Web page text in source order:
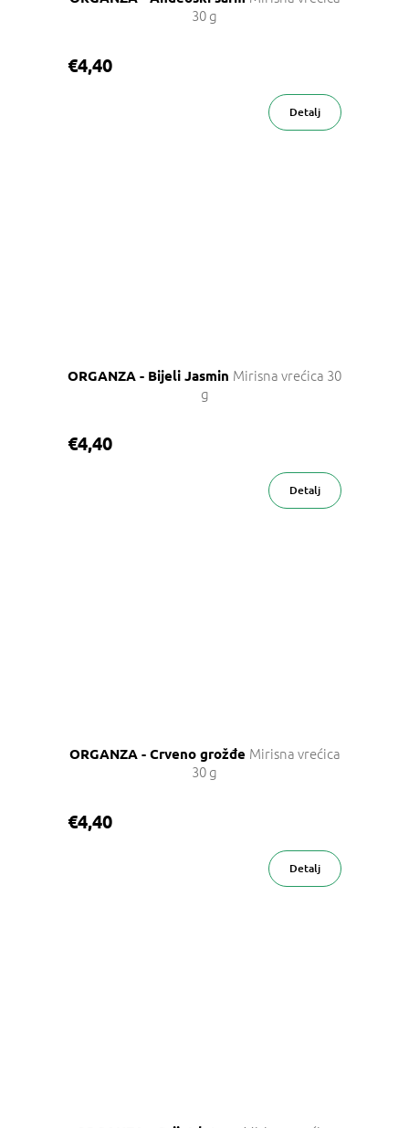
30 g
€4,40
Detalj
ORGANZA - Bijeli Jasmin Mirisna vrećica 30
g
€4,40
Detalj
ORGANZA - Crveno grožđe Mirisna vrećica
30 g
€4,40
Detalj